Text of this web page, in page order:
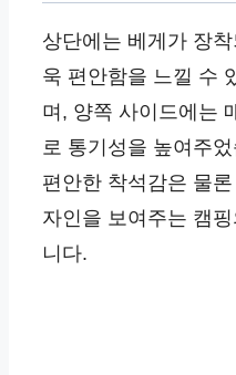
상단에는 베게가 장착
욱 편안함을 느낄 수
며, 양쪽 사이드에는
로 통기성을 높여주
편안한 착석감은 물론
자인을 보여주는 캠핑
니다.